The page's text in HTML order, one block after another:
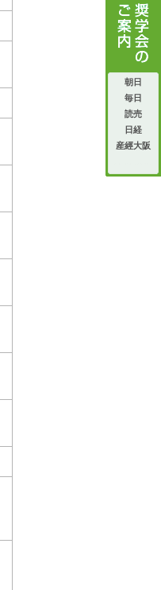
朝日
毎日
読売
日経
産經大阪